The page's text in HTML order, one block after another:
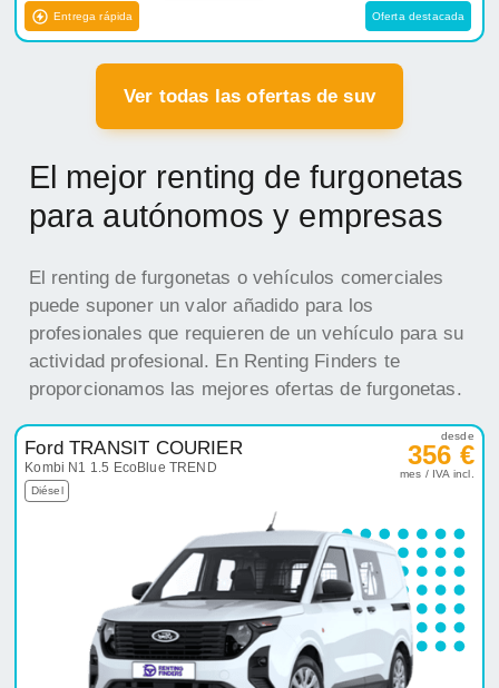
Entrega rápida Oferta destacada
Ver todas las ofertas de suv
El mejor renting de furgonetas
para autónomos y empresas
El renting de furgonetas o vehículos comerciales
puede suponer un valor añadido para los
profesionales que requieren de un vehículo para su
actividad profesional. En Renting Finders te
proporcionamos las mejores ofertas de furgonetas.
Ford TRANSIT COURIER
Kombi N1 1.5 EcoBlue TREND
Diésel
desde
356 €
mes / IVA incl.